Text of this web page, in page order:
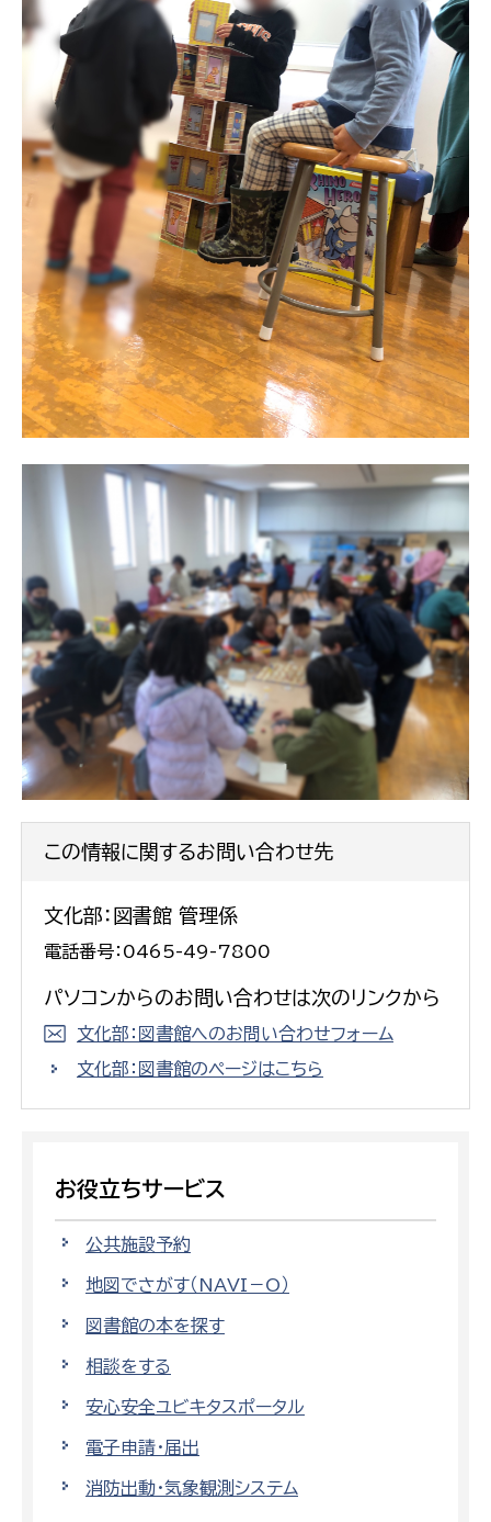
この情報に関するお問い合わせ先
文化部：図書館 管理係
電話番号：0465-49-7800
パソコンからのお問い合わせは次のリンクから
文化部：図書館へのお問い合わせフォーム
文化部：図書館のページはこちら
お役立ちサービス
公共施設予約
地図でさがす（NAVI－O）
図書館の本を探す
相談をする
安心安全ユビキタスポータル
電子申請・届出
消防出動・気象観測システム